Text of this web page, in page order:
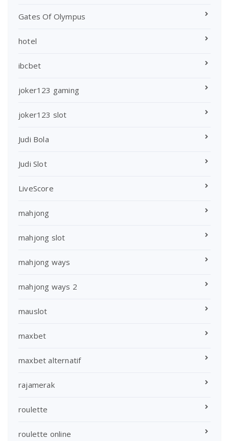
Gates Of Olympus
hotel
ibcbet
joker123 gaming
joker123 slot
Judi Bola
Judi Slot
LiveScore
mahjong
mahjong slot
mahjong ways
mahjong ways 2
mauslot
maxbet
maxbet alternatif
rajamerak
roulette
roulette online